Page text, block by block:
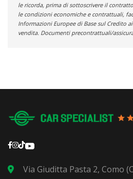
le ricorda, prima di sottoscrivere il
le condizioni economiche e contrattuali,
Informazioni Europee di Base sul Credito
vendita. Documenti precontrattuali/
Via Giuditta Pasta 2, Como